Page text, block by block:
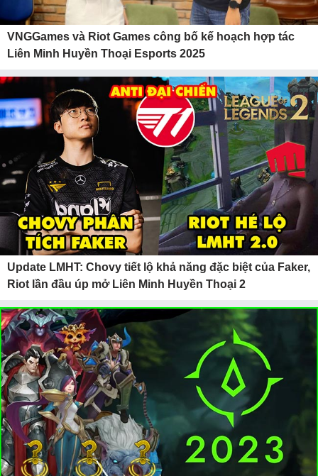
VNGGames và Riot Games công bố kế hoạch hợp tác
Liên Minh Huyền Thoại Esports 2025
Update LMHT: Chovy tiết lộ khả năng đặc biệt của Faker,
Riot lần đầu úp mở Liên Minh Huyền Thoại 2